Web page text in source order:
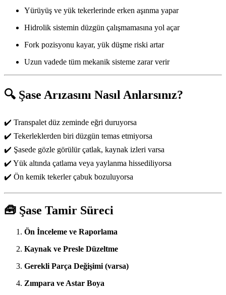
Yürüyüş ve yük tekerlerinde erken aşınma yapar
Hidrolik sistemin düzgün çalışmamasına yol açar
Fork pozisyonu kayar, yük düşme riski artar
Uzun vadede tüm mekanik sisteme zarar verir
🔍 Şase Arızasını Nasıl Anlarsınız?
✔️ Transpalet düz zeminde eğri duruyorsa
✔️ Tekerleklerden biri düzgün temas etmiyorsa
✔️ Şasede gözle görülür çatlak, kaynak izleri varsa
✔️ Yük altında çatlama veya yaylanma hissediliyorsa
✔️ Ön kemik tekerler çabuk bozuluyorsa
🧰 Şase Tamir Süreci
Ön İnceleme ve Raporlama
Kaynak ve Presle Düzeltme
Gerekli Parça Değişimi (varsa)
Zımpara ve Astar Boya